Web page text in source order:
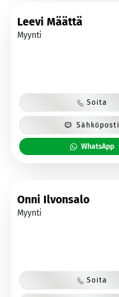
Leevi Määttä
Myynti
Soita
Sähköposti
WhatsApp
Onni Ilvonsalo
Myynti
Soita